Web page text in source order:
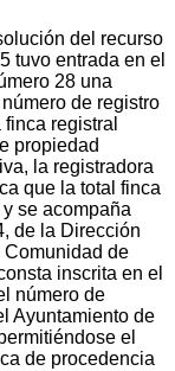
del recurso
tuvo entrada en el
28 una
de registro
registral
propiedad
la registradora
que la total finca
se acompaña
de la Dirección
Comunidad de
inscrita en el
número de
Ayuntamiento de
el
de procedencia